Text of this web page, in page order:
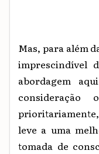
Mas, para além
imprescindível
abordagem
leve a uma
tomada de